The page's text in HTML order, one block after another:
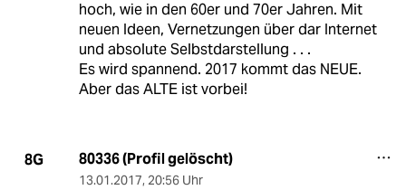
hoch, wie in den 60er und 70er Jahren. Mit
neuen Ideen, Vernetzungen über dar Internet
und absolute Selbstdarstellung . . .
Es wird spannend. 2017 kommt das NEUE.
Aber das ALTE ist vorbei!
8G 80336 (Profil gelöscht)
13.01.2017, 20:56 Uhr